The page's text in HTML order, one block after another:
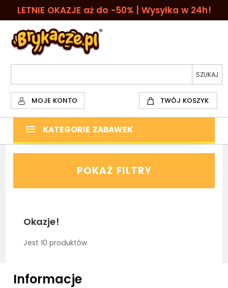
LETNIE OKAZJE aż do -50% | Wysyłka w 24h!
MOJE KONTO TWÓJ KOSZYK
KATEGORIE ZABAWEK
POKAŻ FILTRY
Okazje!
Jest 10 produktów.
Informacje